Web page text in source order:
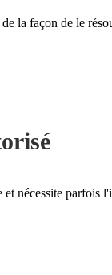
la façon de le
et nécessite parfois